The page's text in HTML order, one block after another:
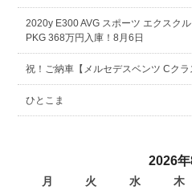
2020y E300 AVG スポーツ エクスク
PKG 368万円入庫！8月6日
祝！ご納車【メルセデスベンツ Cクラ
ひとこま
2026年
月 火 水 木